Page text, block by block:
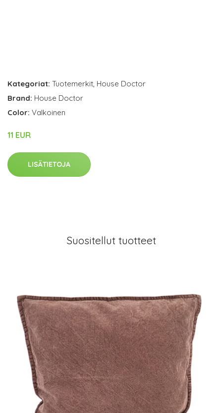
Kategoriat: Tuotemerkit, House Doctor
Brand: House Doctor
Color: Valkoinen
11 EUR
LISÄTIETOJA
Suositellut tuotteet